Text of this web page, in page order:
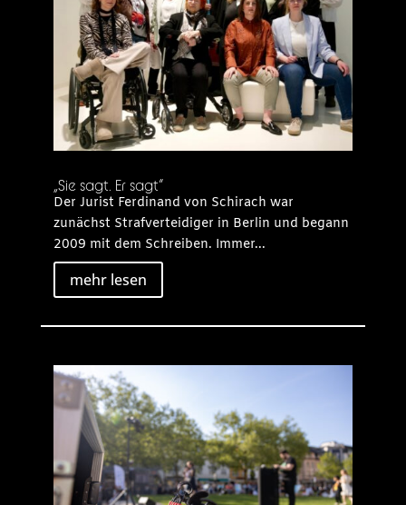
„Sie sagt. Er sagt“
Der Jurist Ferdinand von Schirach war
zunächst Strafverteidiger in Berlin und begann
2009 mit dem Schreiben. Immer...
mehr lesen